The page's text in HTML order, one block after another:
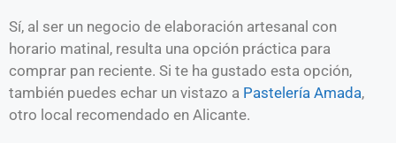
Sí, al ser un negocio de elaboración artesanal con
horario matinal, resulta una opción práctica para
comprar pan reciente. Si te ha gustado esta opción,
también puedes echar un vistazo a Pastelería Amada,
otro local recomendado en Alicante.